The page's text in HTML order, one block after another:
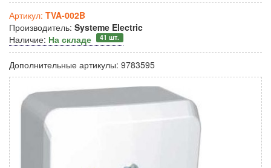
Артикул: TVA-002B
Производитель: Systeme Electric
Наличие: На складе 41 шт.
Дополнительные артикулы: 9783595